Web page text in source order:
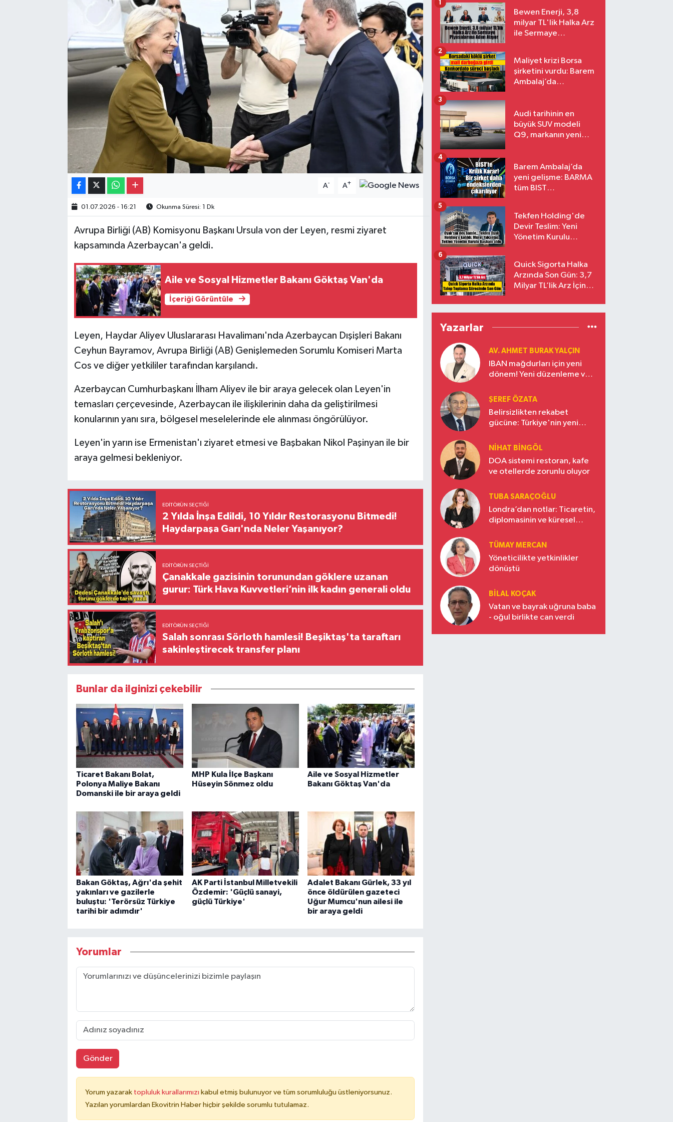
A- A+
01.07.2026 - 16:21 Okunma Süresi: 1 Dk
Avrupa Birliği (AB) Komisyonu Başkanı Ursula von der Leyen, resmi ziyaret
kapsamında Azerbaycan'a geldi.
Aile ve Sosyal Hizmetler Bakanı Göktaş Van'da
İçeriği Görüntüle
Leyen, Haydar Aliyev Uluslararası Havalimanı'nda Azerbaycan Dışişleri Bakanı
Ceyhun Bayramov, Avrupa Birliği (AB) Genişlemeden Sorumlu Komiseri Marta
Cos ve diğer yetkililer tarafından karşılandı.
Azerbaycan Cumhurbaşkanı İlham Aliyev ile bir araya gelecek olan Leyen'in
temasları çerçevesinde, Azerbaycan ile ilişkilerinin daha da geliştirilmesi
konularının yanı sıra, bölgesel meselelerinde ele alınması öngörülüyor.
Leyen'in yarın ise Ermenistan'ı ziyaret etmesi ve Başbakan Nikol Paşinyan ile bir
araya gelmesi bekleniyor.
EDITÖRÜN SEÇTIĞI
2 Yılda İnşa Edildi, 10 Yıldır Restorasyonu Bitmedi!
Haydarpaşa Garı'nda Neler Yaşanıyor?
EDITÖRÜN SEÇTIĞI
Çanakkale gazisinin torunundan göklere uzanan
gurur: Türk Hava Kuvvetleri’nin ilk kadın generali oldu
EDITÖRÜN SEÇTIĞI
Salah sonrası Sörloth hamlesi! Beşiktaş'ta taraftarı
sakinleştirecek transfer planı
Bunlar da ilginizi çekebilir
Ticaret Bakanı Bolat,
Polonya Maliye Bakanı
Domanski ile bir araya geldi
MHP Kula İlçe Başkanı
Hüseyin Sönmez oldu
Aile ve Sosyal Hizmetler
Bakanı Göktaş Van'da
Bakan Göktaş, Ağrı'da şehit
yakınları ve gazilerle
buluştu: 'Terörsüz Türkiye
tarihi bir adımdır'
AK Parti İstanbul Milletvekili
Özdemir: 'Güçlü sanayi,
güçlü Türkiye'
Adalet Bakanı Gürlek, 33 yıl
önce öldürülen gazeteci
Uğur Mumcu'nun ailesi ile
bir araya geldi
Yorumlar
Gönder
Yorum yazarak topluluk kurallarımızı kabul etmiş bulunuyor ve tüm sorumluluğu üstleniyorsunuz.
Yazılan yorumlardan Ekovitrin Haber hiçbir şekilde sorumlu tutulamaz.
Bewen Enerji, 3,8
milyar TL'lik Halka Arz
ile Sermaye
1
Maliyet krizi Borsa
şirketini vurdu: Barem
Ambalaj’da
2
Audi tarihinin en
büyük SUV modeli
Q9, markanın yeni
3
Barem Ambalaj’da
yeni gelişme: BARMA
tüm BIST
4
Tekfen Holding'de
Devir Teslim: Yeni
Yönetim Kurulu
5
Quick Sigorta Halka
Arzında Son Gün: 3,7
Milyar TL’lik Arz İçin
Eriyor
6
Yazarlar
AV. AHMET BURAK YALÇIN
IBAN mağdurları için yeni
dönem! Yeni düzenleme ve
ŞEREF ÖZATA
Belirsizlikten rekabet
gücüne: Türkiye'nin yeni
NIHAT BINGÖL
DOA sistemi restoran, kafe
ve otellerde zorunlu oluyor
TUBA SARAÇOĞLU
Londra’dan notlar: Ticaretin,
diplomasinin ve küresel
Türkiye’nin yükselen gücü
TÜMAY MERCAN
Yöneticilikte yetkinlikler
dönüştü
BILAL KOÇAK
Vatan ve bayrak uğruna baba
- oğul birlikte can verdi